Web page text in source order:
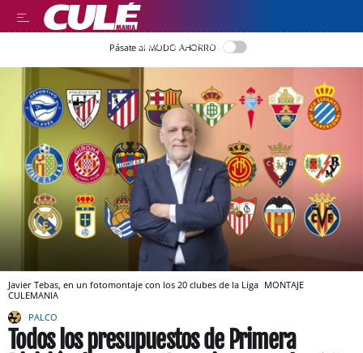
LLEGIR EN CATALÀ
Pásate al MODO AHORRO
Javier Tebas, en un fotomontaje con los 20 clubes de la Liga MONTAJE
CULEMANIA
PALCO
Todos los presupuestos de Primera